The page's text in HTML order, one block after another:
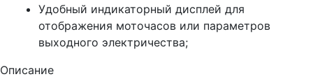
Удобный индикаторный дисплей для
отображения моточасов или параметров
выходного электричества;
Описание